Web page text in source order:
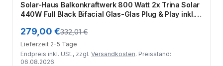
Solar-Haus Balkonkraftwerk 800 Watt 2x Trina Solar
440W Full Black Bifacial Glas-Glas Plug & Play inkl.
279,00 €332,01 €
Lieferzeit 2-5 Tage
Endpreis inkl. USt., zzgl. Versandkosten. Preisstand:
06.08.2026.